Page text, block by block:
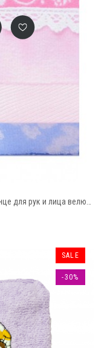
П-013 Полотенце для рук и лица велюровое "Роза велюр"
SALE
-30%